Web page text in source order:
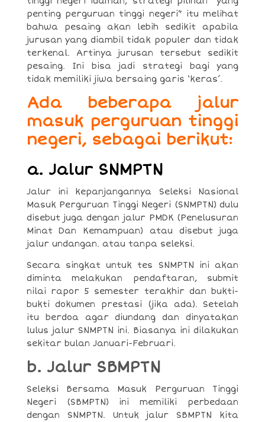
penting perguruan tinggi negeri” itu melihat
bahwa pesaing akan lebih sedikit apabila
jurusan yang diambil tidak populer dan tidak
terkenal. Artinya jurusan tersebut sedikit
pesaing. Ini bisa jadi strategi bagi yang
tidak memiliki jiwa bersaing garis ‘keras’.
Ada beberapa jalur
masuk perguruan tinggi
negeri, sebagai berikut:
a. Jalur SNMPTN
Jalur ini kepanjangannya Seleksi Nasional
Masuk Perguruan Tinggi Negeri (SNMPTN) dulu
disebut juga dengan jalur PMDK (Penelusuran
Minat Dan Kemampuan) atau disebut juga
jalur undangan. atau tanpa seleksi.
Secara singkat untuk tes SNMPTN ini akan
diminta melakukan pendaftaran, submit
nilai rapor 5 semester terakhir dan bukti-
bukti dokumen prestasi (jika ada). Setelah
itu berdoa agar diundang dan dinyatakan
lulus jalur SNMPTN ini. Biasanya ini dilakukan
sekitar bulan Januari-Februari.
b. Jalur SBMPTN
Seleksi Bersama Masuk Perguruan Tinggi
Negeri (SBMPTN) ini memiliki perbedaan
dengan SNMPTN. Untuk jalur SBMPTN kita